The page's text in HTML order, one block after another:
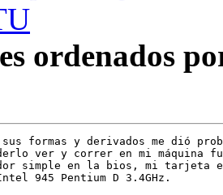
ordenados
formas y derivados me dió
ver y correr en mi máquina
simple en la bios, mi tarjeta
945 Pentium D 3.4GHz.